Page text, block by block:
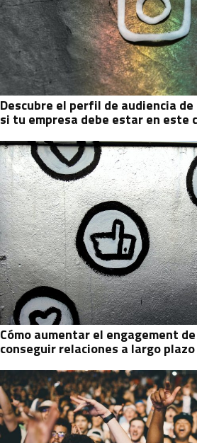
Descubre el perfil de audiencia
si tu empresa debe estar en este
Cómo aumentar el engagement
conseguir relaciones a largo plazo